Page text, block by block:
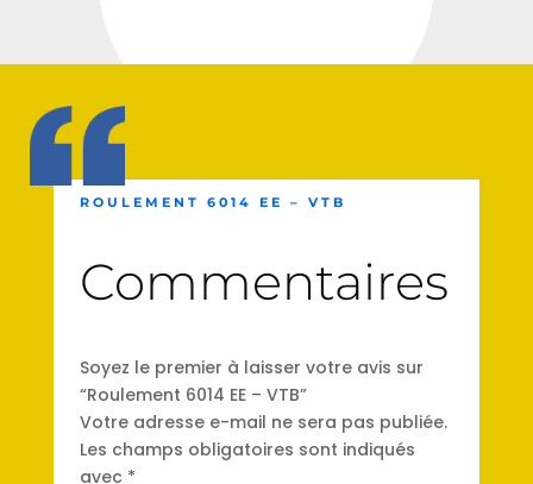
ROULEMENT 6014 EE – VTB
Commentaires
Soyez le premier à laisser votre avis sur
“Roulement 6014 EE – VTB”
Votre adresse e-mail ne sera pas publiée.
Les champs obligatoires sont indiqués
avec *